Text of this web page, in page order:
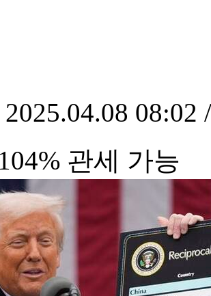
08:02
관세 가능